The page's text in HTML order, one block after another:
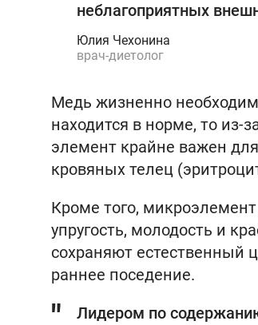
неблагоприятных
Юлия Чехонина
врач-диетолог
Медь жизненно
находится в норме, то из-
элемент крайне важен для
кровяных телец
Кроме того, микроэлемент
упругость, молодость и
сохраняют естественный
раннее поседение.
Лидером по